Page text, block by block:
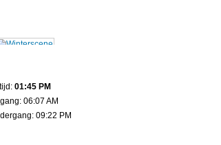
01:45 PM
06:07 AM
09:22 PM